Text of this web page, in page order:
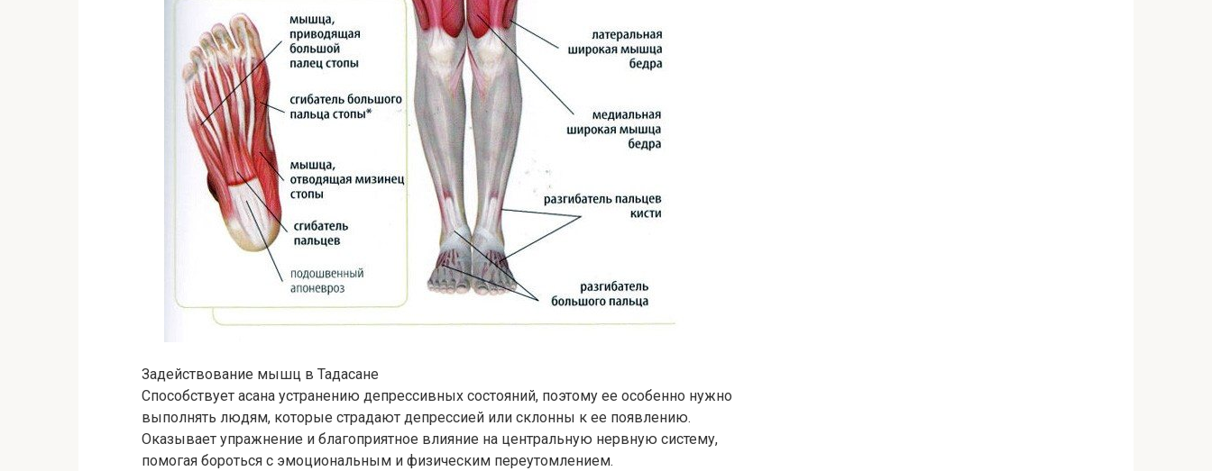
Задействование мышц в Тадасане
Способствует асана устранению депрессивных состояний, поэтому ее особенно нужно
выполнять людям, которые страдают депрессией или склонны к ее появлению.
Оказывает упражнение и благоприятное влияние на центральную нервную систему,
помогая бороться с эмоциональным и физическим переутомлением.